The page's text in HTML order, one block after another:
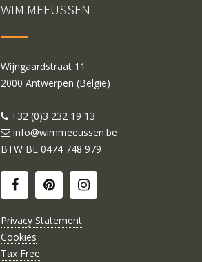
WIM MEEUSSEN
Wijngaardstraat 11
2000 Antwerpen (België)
+32 (0)3 232 19 13
info@wimmeeussen.be
BTW BE 0474 748 979
Privacy Statement
Cookies
Tax Free